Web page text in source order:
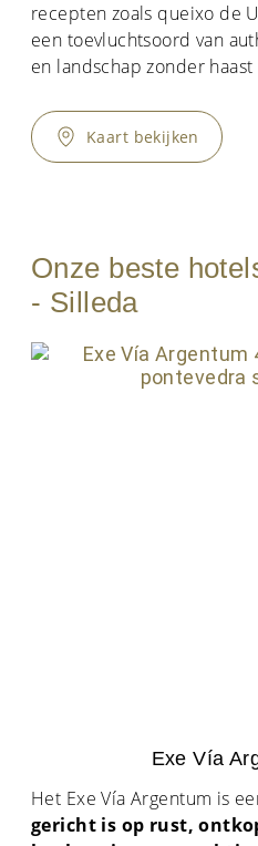
recepten zoals queixo de
een toevluchtsoord van
en landschap zonder
Kaart bekijken
Onze beste
- Silleda
Exe Vía
Het Exe Vía Argentum is
gericht is op rust,